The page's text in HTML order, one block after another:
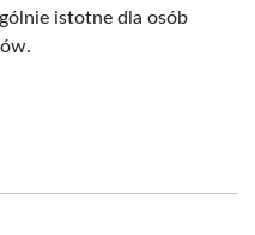
istotne dla osób